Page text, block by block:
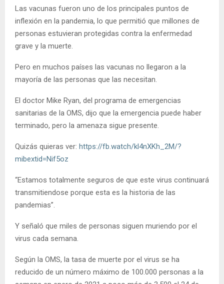
Las vacunas fueron uno de los principales puntos de
inflexión en la pandemia, lo que permitió que millones de
personas estuvieran protegidas contra la enfermedad
grave y la muerte.
Pero en muchos países las vacunas no llegaron a la
mayoría de las personas que las necesitan.
El doctor Mike Ryan, del programa de emergencias
sanitarias de la OMS, dijo que la emergencia puede haber
terminado, pero la amenaza sigue presente.
Quizás quieras ver: https://fb.watch/kl4nXKh_2M/?
mibextid=Nif5oz
“Estamos totalmente seguros de que este virus continuará
transmitiendose porque esta es la historia de las
pandemias”.
Y señaló que miles de personas siguen muriendo por el
virus cada semana.
Según la OMS, la tasa de muerte por el virus se ha
reducido de un número máximo de 100.000 personas a la